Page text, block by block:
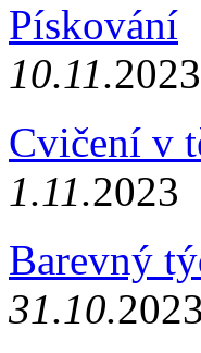
Pískování
10.11.2023
Cvičení v
1.11.2023
Barevný
31.10.2023